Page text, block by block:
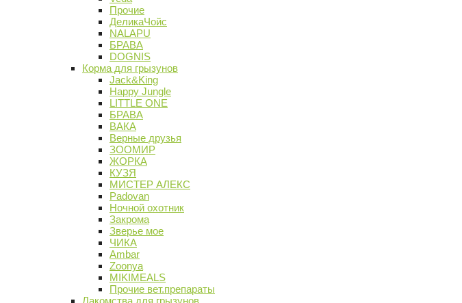
Прочие
ДеликаЧойс
NALAPU
БРАВА
DOGNIS
Корма для грызунов
Jack&King
Happy Jungle
LITTLE ONE
БРАВА
ВАКА
Верные друзья
ЗООМИР
ЖОРКА
КУЗЯ
МИСТЕР АЛЕКС
Padovan
Ночной охотник
Закрома
Зверье мое
ЧИКА
Ambar
Zoonya
MIKIMEALS
Прочие вет.препараты
Лакомства для грызунов